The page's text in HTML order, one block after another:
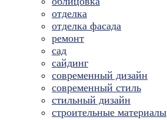
отделка
отделка фасада
ремонт
сад
сайдинг
современный дизайн
современный стиль
стильный дизайн
строительные материалы